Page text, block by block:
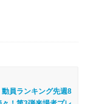
動員ランキング先週8